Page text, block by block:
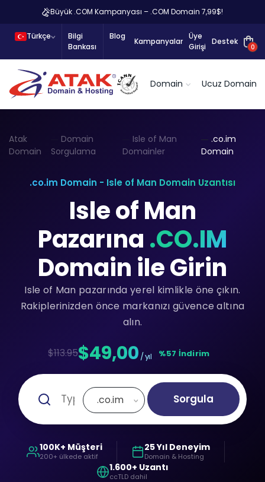
Büyük .COM Kampanyası – .COM Domain 7,99$!
Türkçe
Bilgi
Bankası
Blog
Kampanyalar
Üye
Girişi
Destek
0
Domain Ucuz Domain
Atak
Domain
Domain
Sorgulama
Isle of Man
Domainler
.co.im
Domain
.co.im Domain - Isle of Man Domain Uzantısı
Isle of Man
Pazarına .CO.IM
Domain ile Girin
Isle of Man pazarında yerel kimlikle öne çıkın.
Rakiplerinizden önce markanızı güvence altına
alın.
$113.95$49,00 / yıl %57 İndirim
.co.im Sorgula
100K+ Müşteri
200+ ülkede aktif
25 Yıl Deneyim
Domain & Hosting
1.600+ Uzantı
ccTLD dahil